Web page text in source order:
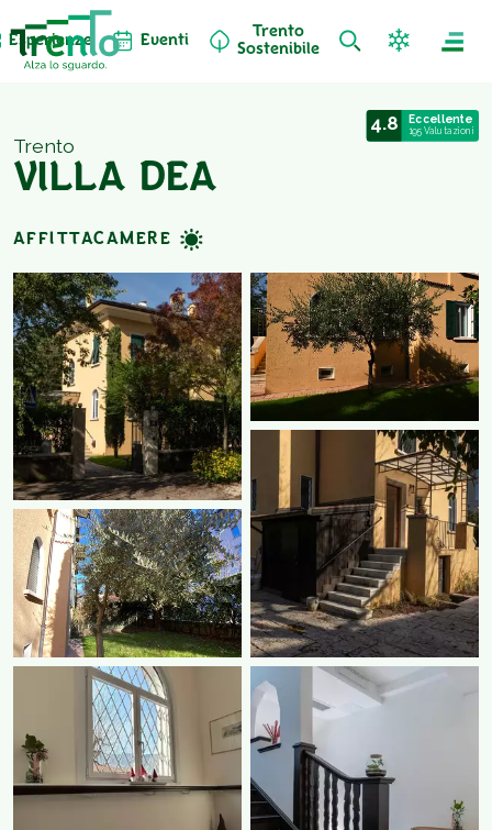
Esperienze Eventi
Trento
Sostenibile
Trento
VILLA DEA
AFFITTACAMERE
4.8 Eccellente
195 Valutazioni